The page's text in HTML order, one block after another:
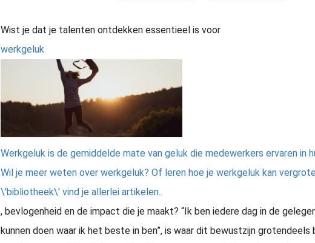
Wist je dat je talenten ontdekken essentieel is voor
werkgeluk
Werkgeluk is de gemiddelde mate van geluk die medewerkers ervaren in
Wil je meer weten over werkgeluk? Of leren hoe je werkgeluk kan
\'bibliotheek\' vind je allerlei artikelen..
, bevlogenheid en de impact die je maakt? “Ik ben iedere dag in de
kunnen doen waar ik het beste in ben”, is waar dit bewustzijn grotendeels